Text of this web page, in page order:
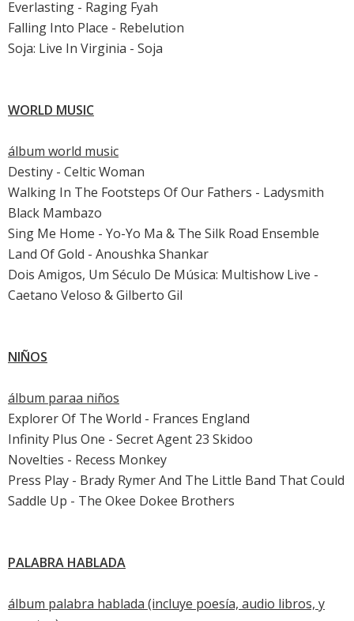
Everlasting - Raging Fyah
Falling Into Place - Rebelution
Soja: Live In Virginia - Soja
WORLD MUSIC
álbum world music
Destiny - Celtic Woman
Walking In The Footsteps Of Our Fathers - Ladysmith
Black Mambazo
Sing Me Home - Yo-Yo Ma & The Silk Road Ensemble
Land Of Gold - Anoushka Shankar
Dois Amigos, Um Século De Música: Multishow Live -
Caetano Veloso & Gilberto Gil
NIÑOS
álbum paraa niños
Explorer Of The World - Frances England
Infinity Plus One - Secret Agent 23 Skidoo
Novelties - Recess Monkey
Press Play - Brady Rymer And The Little Band That Could
Saddle Up - The Okee Dokee Brothers
PALABRA HABLADA
álbum palabra hablada (incluye poesía, audio libros, y